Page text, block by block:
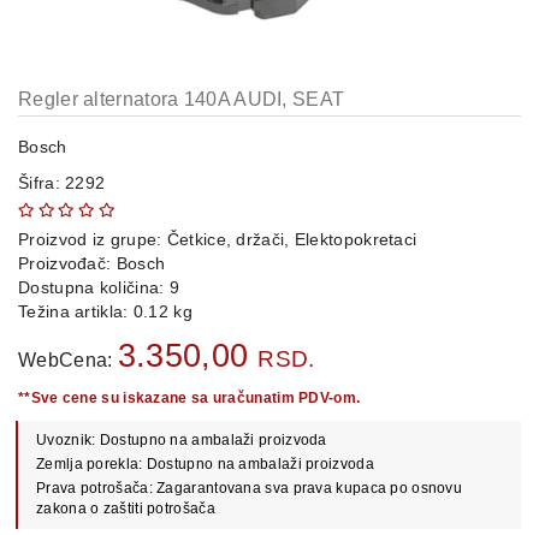
AUTO
METALNE
POLICE
OSTALO
KAMIONSKI
POŠALJITE
UPIT
Regler alternatora 140A AUDI, SEAT
Bosch
Šifra: 2292
Proizvod iz grupe: Četkice, držači, Elektopokretaci
Proizvođač: Bosch
Dostupna količina: 9
Težina artikla: 0.12 kg
WebCena: 3.350,00 RSD.
**Sve cene su iskazane sa uračunatim PDV-om.
Uvoznik: Dostupno na ambalaži proizvoda
Zemlja porekla: Dostupno na ambalaži proizvoda
Prava potrošača: Zagarantovana sva prava kupaca po osnovu
zakona o zaštiti potrošača